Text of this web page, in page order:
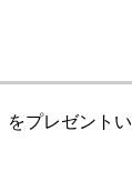
をプレゼント